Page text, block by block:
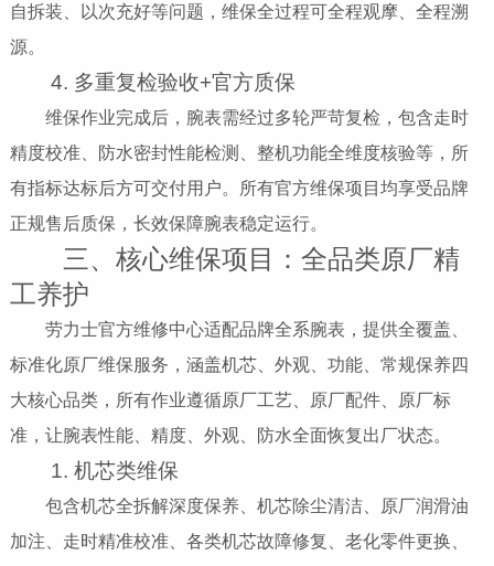
自拆装、以次充好等问题，维保全过程可全程观摩、全程溯
源。
4. 多重复检验收+官方质保
维保作业完成后，腕表需经过多轮严苛复检，包含走时
精度校准、防水密封性能检测、整机功能全维度核验等，所
有指标达标后方可交付用户。所有官方维保项目均享受品牌
正规售后质保，长效保障腕表稳定运行。
三、核心维保项目：全品类原厂精
工养护
劳力士官方维修中心适配品牌全系腕表，提供全覆盖、
标准化原厂维保服务，涵盖机芯、外观、功能、常规保养四
大核心品类，所有作业遵循原厂工艺、原厂配件、原厂标
准，让腕表性能、精度、外观、防水全面恢复出厂状态。
1. 机芯类维保
包含机芯全拆解深度保养、机芯除尘清洁、原厂润滑油
加注、走时精准校准、各类机芯故障修复、老化零件更换、